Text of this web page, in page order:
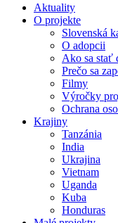
Aktuality
O projekte
Slovenská
O adopcii
Ako sa stať
Prečo sa
Filmy
Výročky
Ochrana
Krajiny
Tanzánia
India
Ukrajina
Vietnam
Uganda
Kuba
Honduras